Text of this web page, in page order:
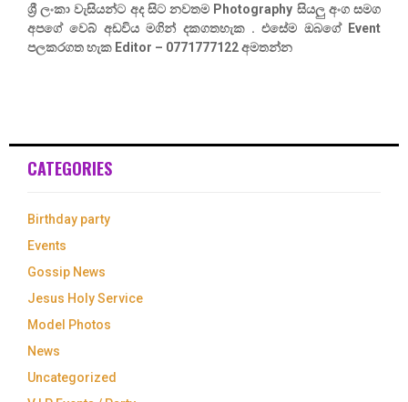
ශ්‍රී ලංකා වැසියන්ට අද සිට නවතම Photography සියලු අංග සමග
අපගේ වෙබ් අඩවිය මගින් දකගතහැක . එසේම ඔබගේ Event
පලකරගත හැක Editor – 0771777122 අමතන්න
CATEGORIES
Birthday party
Events
Gossip News
Jesus Holy Service
Model Photos
News
Uncategorized